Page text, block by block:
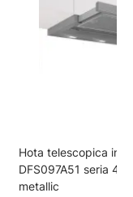
Hota telescopica
DFS097A51 seria 4
metallic